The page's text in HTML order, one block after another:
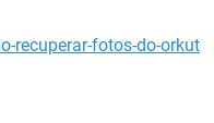
recuperar-fotos-do-orkut